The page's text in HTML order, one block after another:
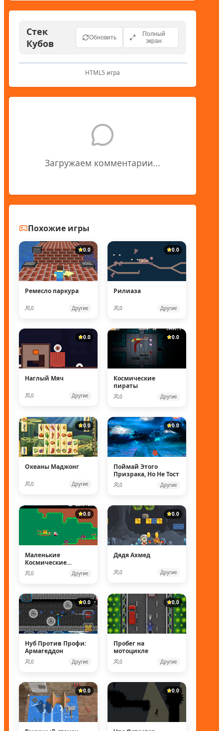
Стек
Кубов
Обновить
Полный
экран
HTML5 игра
Загружаем комментарии...
Похожие игры
0.0
Ремесло паркура
0 Другие
0.0
Рилиаза
0 Другие
0.0
Наглый Мяч
0 Другие
0.0
Космические
пираты
0 Другие
0.0
Океаны Маджонг
0 Другие
0.0
Поймай Этого
Призрака, Но Не Тост
0 Другие
0.0
Маленькие
Космические
рейнджеры
0 Другие
0.0
Дядя Ахмед
0 Другие
0.0
Нуб Против Профи:
Армагеддон
0 Другие
0.0
Пробег на
мотоцикле
0 Другие
0.0 0.0